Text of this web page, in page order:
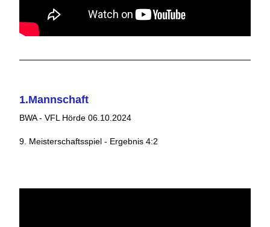
1.Mannschaft
BWA - VFL Hörde 06.10.2024
9. Meisterschaftsspiel - Ergebnis 4:2